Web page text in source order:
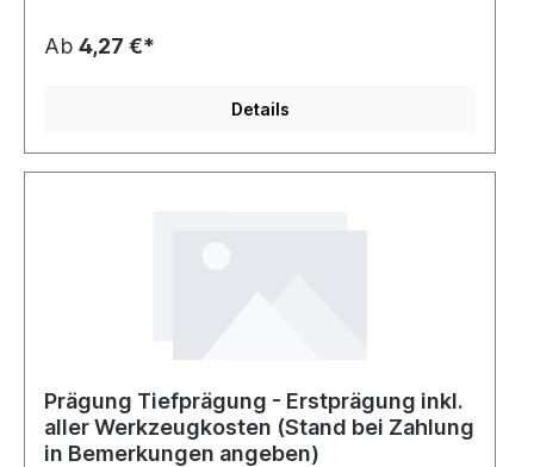
Ab 4,27 €*
Details
Prägung Tiefprägung - Erstprägung inkl.
aller Werkzeugkosten (Stand bei Zahlung
in Bemerkungen angeben)